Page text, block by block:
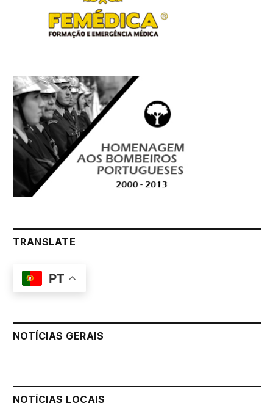
TRANSLATE
PT
NOTÍCIAS GERAIS
NOTÍCIAS LOCAIS